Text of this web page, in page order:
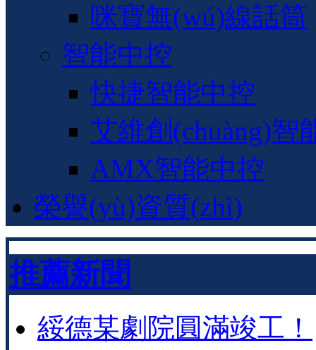
咪寶無(wú)線話筒
智能中控
快捷智能中控
艾維創(chuàng)智
AMX智能中控
榮譽(yù)資質(zhì)
推薦新聞
綏德某劇院圓滿竣工！